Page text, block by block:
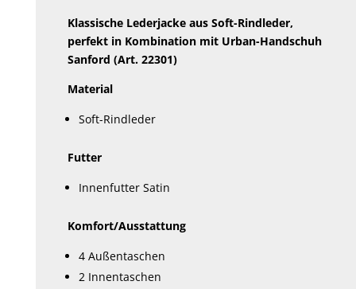
der
Produktseite
Klassische Lederjacke aus Soft-Rindleder,
perfekt in Kombination mit Urban-Handschuh
Sanford (Art. 22301)
Material
Soft-Rindleder
Futter
Innenfutter Satin
Komfort/Ausstattung
4 Außentaschen
2 Innentaschen